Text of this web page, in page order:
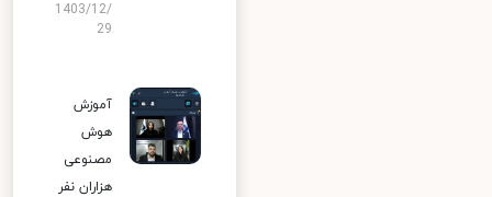
1403/12/
29
آموزش
هوش
مصنوعی
هزاران نفر